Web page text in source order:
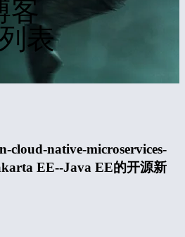
客
表
cloud-native-microservices-
EE--Java EE的开源新